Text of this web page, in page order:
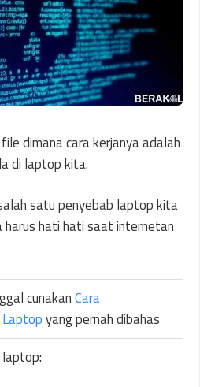
dimana cara kerjanya adalah
di laptop kita.
satu penyebab laptop kita
harus hati hati saat internetan
cunakanCara
yang pernah dibahas
laptop: